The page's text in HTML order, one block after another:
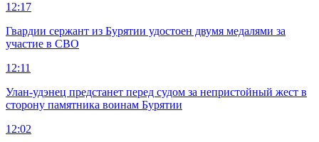
12:17
Гвардии сержант из Бурятии удостоен двумя медалями за
участие в СВО
12:11
Улан-удэнец предстанет перед судом за непристойный жест в
сторону памятника воинам Бурятии
12:02